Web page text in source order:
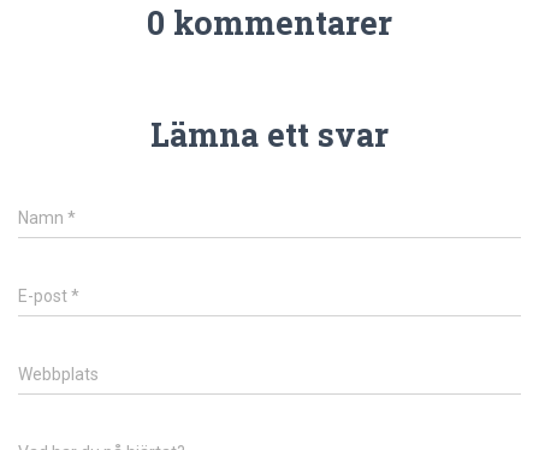
0 kommentarer
Lämna ett svar
Namn *
E-post*
Webbplats